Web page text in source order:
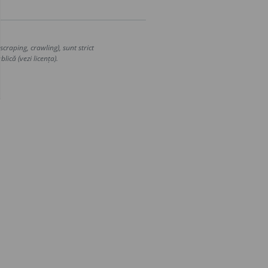
crawling), sunt strict
(vezi licența).